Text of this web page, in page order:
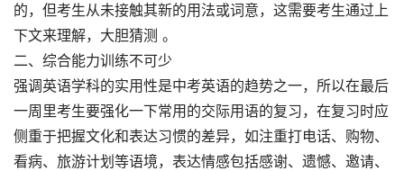
的，但考生从未接触其新的用法或词意，这需要考生通过上
下文来理解，大胆猜测 。
二、综合能力训练不可少
强调英语学科的实用性是中考英语的趋势之一，所以在最后
一周里考生要强化一下常用的交际用语的复习，在复习时应
侧重于把握文化和表达习惯的差异，如注重打电话、购物、
看病、旅游计划等语境，表达情感包括感谢、遗憾、邀请、